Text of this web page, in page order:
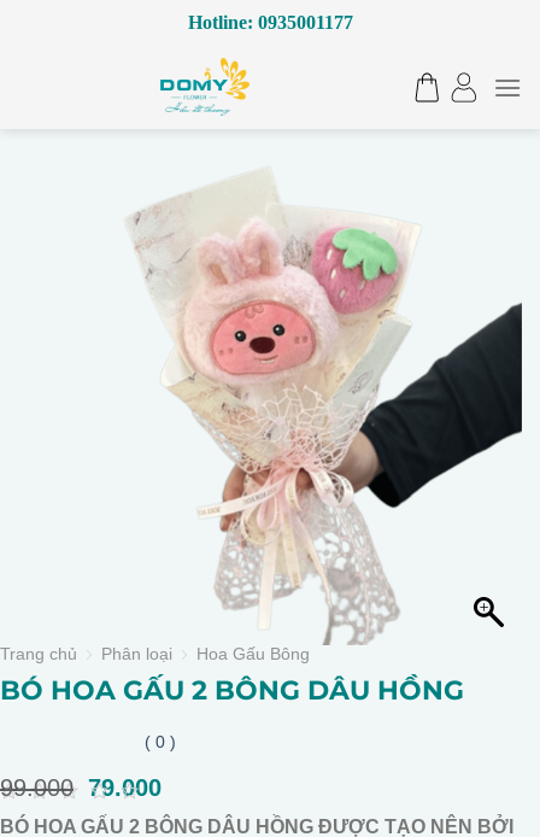
Hotline: 0935001177
Trang chủ Phân loại Hoa Gấu Bông
BÓ HOA GẤU 2 BÔNG DÂU HỒNG
0
( 0 )
99.000 Giá
gốc
79.000
hiện
BÓ HOA GẤU 2 BÔNG DÂU HỒNG ĐƯỢC TẠO NÊN BỞI